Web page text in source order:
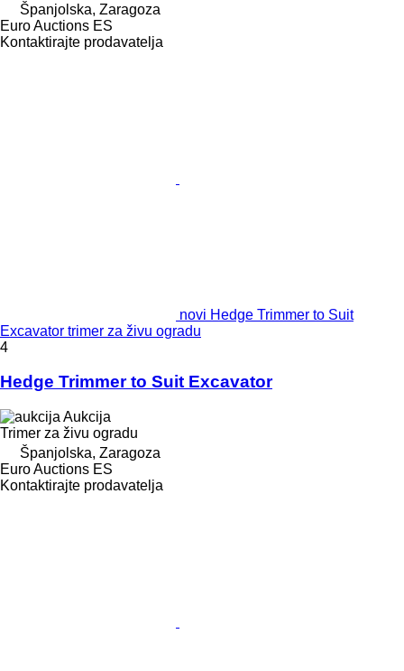
Španjolska, Zaragoza
Euro Auctions ES
Kontaktirajte prodavatelja
novi Hedge Trimmer to Suit
Excavator trimer za živu ogradu
4
Hedge Trimmer to Suit Excavator
Aukcija
Trimer za živu ogradu
Španjolska, Zaragoza
Euro Auctions ES
Kontaktirajte prodavatelja